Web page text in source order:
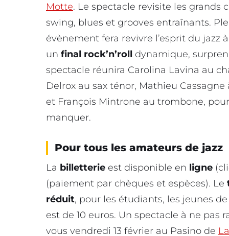
Motte. Le spectacle revisite les grands
swing, blues et grooves entraînants.
évènement fera revivre l’esprit du jazz
un final rock’n’roll dynamique,
spectacle réunira Carolina Lavina au
Delrox au sax ténor, Mathieu
et François Mintrone au trombone,
manquer.
Pour tous les amateurs de jazz
La billetterie est disponible en ligne
(paiement par chèques et espèces). Le
réduit, pour les étudiants, les jeunes
est de 10 euros. Un spectacle à ne pas
vous vendredi 13 février au Pasino de